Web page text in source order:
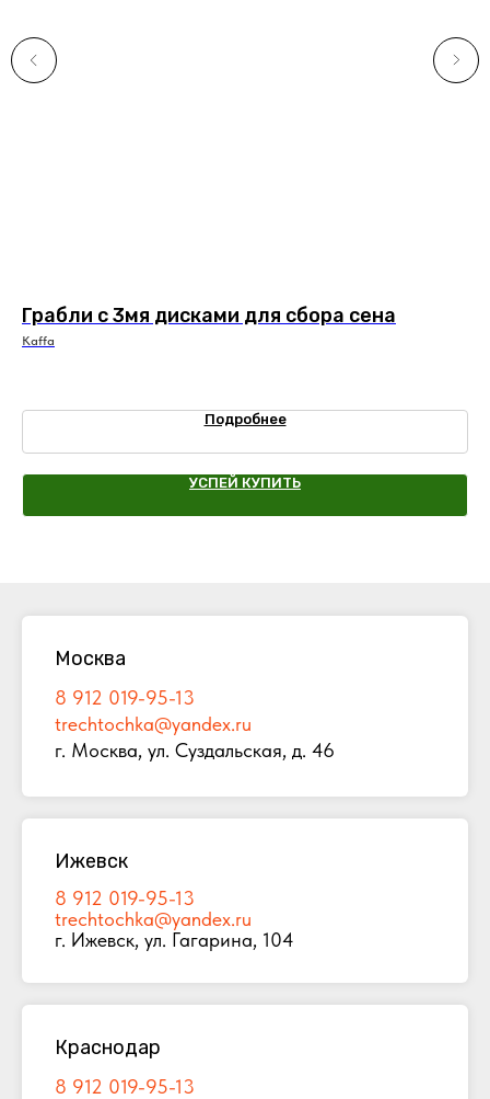
Грабли с 3мя дисками для сбора сена
Kaffa
Подробнее
УСПЕЙ КУПИТЬ
Москва
8 912 019-95-13
trechtochka@yandex.ru
г. Москва, ул. Суздальская, д. 46
Ижевск
8 912 019-95-13
trechtochka@yandex.ru
г. Ижевск, ул. Гагарина, 104
Краснодар
8 912 019-95-13